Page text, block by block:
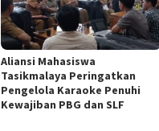
Aliansi Mahasiswa
Tasikmalaya Peringatkan
Pengelola Karaoke Penuhi
Kewajiban PBG dan SLF